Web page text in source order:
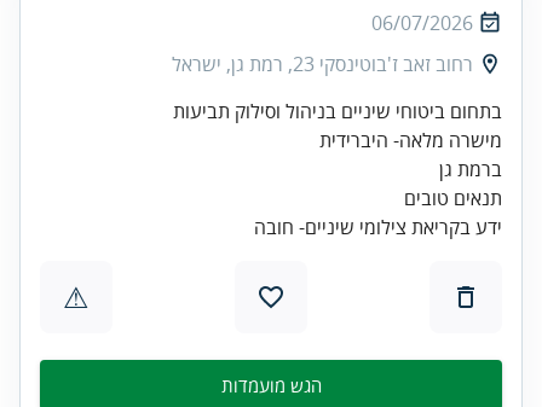
06/07/2026
רחוב זאב ז'בוטינסקי 23, רמת גן, ישראל
ידע בקריאת צילומי שיניים- חובה
⚠
הגש מועמדות